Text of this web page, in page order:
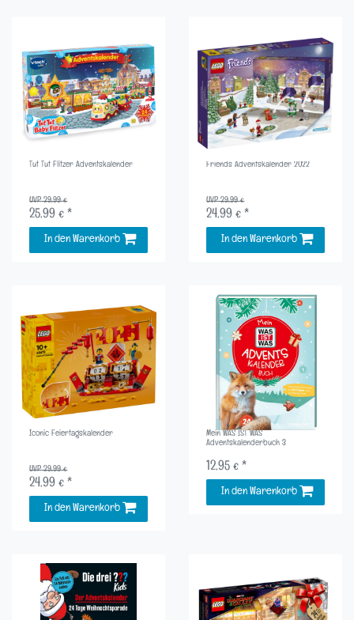
Tut Tut Flitzer Adventskalender
UVP 29,99 €
25,99 € *
In den Warenkorb
Friends Adventskalender 2022
UVP 29,99 €
24,99 € *
In den Warenkorb
Iconic Feiertagskalender
UVP 29,99 €
24,99 € *
In den Warenkorb
Mein WAS IST WAS
Adventskalenderbuch 3
12,95 € *
In den Warenkorb